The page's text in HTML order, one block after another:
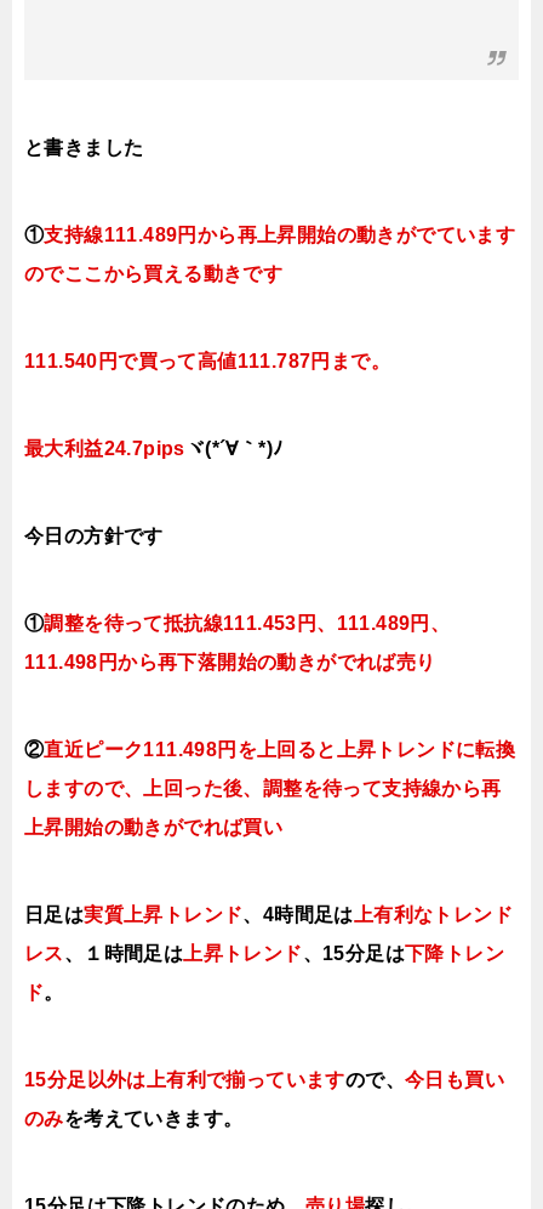
と書きました
①支持線111.489円から再上昇開始の動きがでています
のでここから買える動きです
111.540円で買って高値111.787円まで。
最大利益24.7pips ヾ(*´∀｀*)ﾉ
今日 の方針です
①調整を待って抵抗線111.453円、111.489円、
111.498円から再下落開始の動きがでれば売り
②直近ピーク111.498円を上回ると上昇トレンドに転換
しますので、上回った後、調整を待って支持線から再
上昇開始の動きがでれば買い
日足は実質上昇トレンド、 4時間足は上有利な ト レンド
レス、１時間足は上昇トレンド、15分足は 下降ト レン
ド。
15分足以外は上有利で揃っていますので、今日も買い
のみを考えていきます。